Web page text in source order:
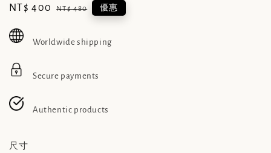
Sale
NT$ 400 Regular
NT$ 480 優惠
Worldwide shipping
Secure payments
Authentic products
尺寸